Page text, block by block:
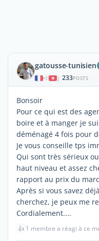
gatousse-tunisien
| 233POSTS
Bonsoir
Pour ce qui est des
boire et à manger je
déménagé 4 fois pour
Je vous conseille tps
Qui sont très sérieux
haut niveau et assez
rapport au prix du
Après si vous savez
cherchez, je peux me
Cordialement....
👍 1 membre a réagi à ce